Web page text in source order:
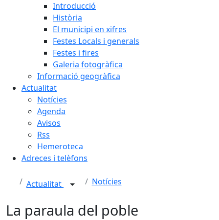
Introducció
Història
El municipi en xifres
Festes Locals i generals
Festes i fires
Galeria fotogràfica
Informació geogràfica
Actualitat
Notícies
Agenda
Avisos
Rss
Hemeroteca
Adreces i telèfons
Actualitat Notícies
La paraula del poble